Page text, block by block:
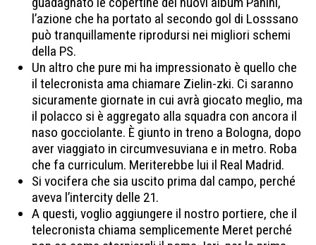
l’azione che ha portato al secondo gol di Losssano
può tranquillamente riprodursi nei migliori schemi
della PS.
Un altro che pure mi ha impressionato è quello che
il telecronista ama chiamare Zielin-zki. Ci saranno
sicuramente giornate in cui avrà giocato meglio, ma
il polacco si è aggregato alla squadra con ancora il
naso gocciolante. È giunto in treno a Bologna, dopo
aver viaggiato in circumvesuviana e in metro. Roba
che fa curriculum. Meriterebbe lui il Real Madrid.
Si vocifera che sia uscito prima dal campo, perché
aveva l’intercity delle 21.
A questi, voglio aggiungere il nostro portiere, che il
telecronista chiama semplicemente Meret perché